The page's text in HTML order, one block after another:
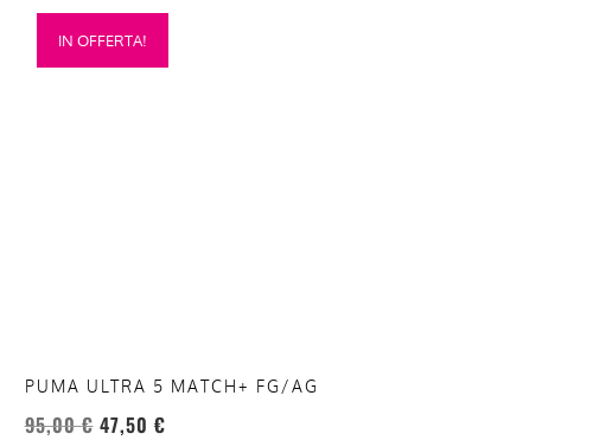
IN OFFERTA!
PUMA ULTRA 5 MATCH+ FG/AG
95,00€ 47,50 €
Questo
prodotto
del
prodotto